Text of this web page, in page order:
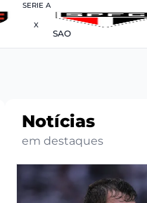
SERIE A
X
SAO
Notícias
em destaques